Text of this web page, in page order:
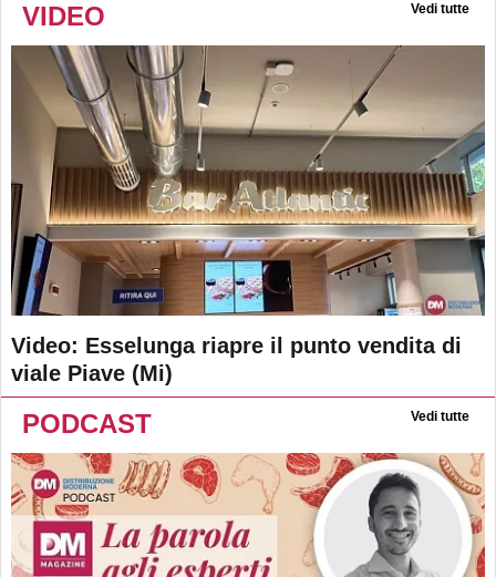
VIDEO Vedi tutte
Video: Esselunga riapre il punto vendita di
viale Piave (Mi)
PODCAST Vedi tutte